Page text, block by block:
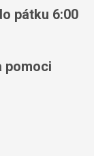
pátku 6:00
pomoci